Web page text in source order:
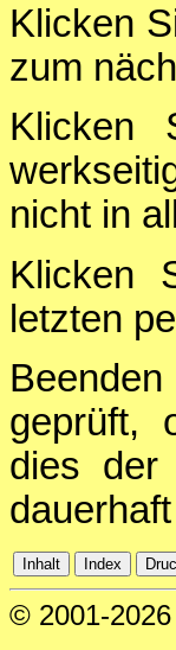
Klicken
zum
nicht in
Klicken
letzten
geprüft,
dies der
© 2001-2026